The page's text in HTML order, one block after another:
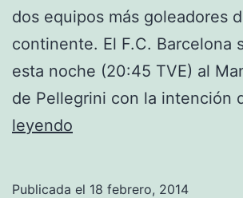
dos equipos más goleadores
continente. El F.C. Barcelona
esta noche (20:45 TVE) al
de Pellegrini con la intención
leyendo
Publicada el 18 febrero, 2014